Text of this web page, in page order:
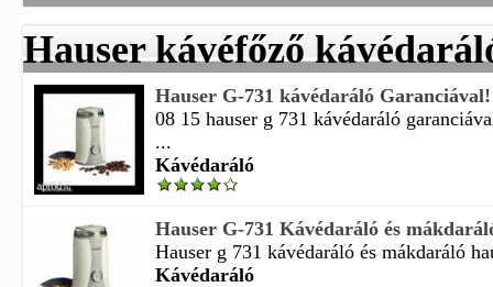
Hauser kávéfőző
Hauser G-731 kávédaráló Garanciával!
08 15 hauser g 731 kávédaráló
...
Kávédaráló
Hauser G-731 Kávédaráló és
Hauser g 731 kávédaráló és mákdaráló
Kávédaráló